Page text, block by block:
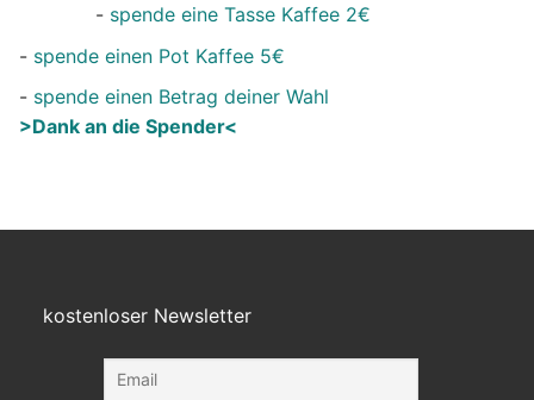
- spende eine Tasse Kaffee 2€
- spende einen Pot Kaffee 5€
- spende einen Betrag deiner Wahl
>Dank an die Spender<
kostenloser Newsletter